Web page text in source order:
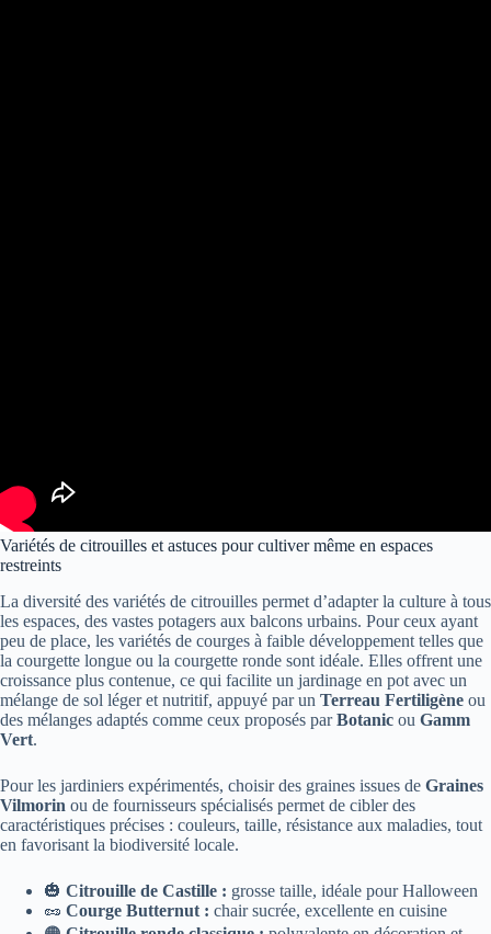
Variétés de citrouilles et astuces pour cultiver même en espaces
restreints
La diversité des variétés de citrouilles permet d’adapter la culture à tous
les espaces, des vastes potagers aux balcons urbains. Pour ceux ayant
peu de place, les variétés de courges à faible développement telles que
la courgette longue ou la courgette ronde sont idéale. Elles offrent une
croissance plus contenue, ce qui facilite un jardinage en pot avec un
mélange de sol léger et nutritif, appuyé par un Terreau Fertiligène ou
des mélanges adaptés comme ceux proposés parBotanic ou Gamm
Vert.
Pour les jardiniers expérimentés, choisir des graines issues de Graines
Vilmorin ou de fournisseurs spécialisés permet de cibler des
caractéristiques précises : couleurs, taille, résistance aux maladies, tout
en favorisant la biodiversité locale.
🎃 Citrouille de Castille : grosse taille, idéale pour Halloween
🥜 Courge Butternut : chair sucrée, excellente en cuisine